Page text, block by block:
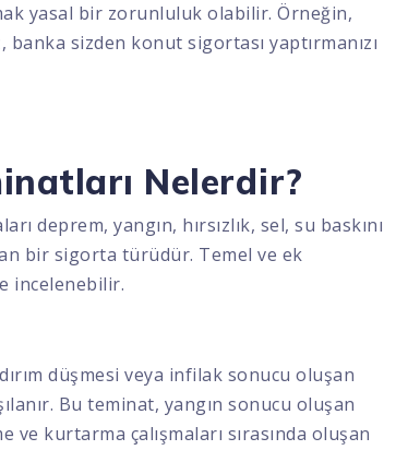
yasal bir zorunluluk olabilir. Örneğin,
banka sizden konut sigortası yaptırmanızı
Nelerdir?
deprem, yangın, hırsızlık, sel, su baskını
bir sigorta türüdür. Temel ve ek
incelenebilir.
düşmesi veya infilak sonucu oluşan
Bu teminat, yangın sonucu oluşan
ve kurtarma çalışmaları sırasında oluşan